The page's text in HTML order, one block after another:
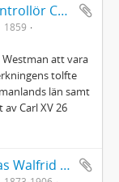
Förordnande för överkontrollör Carl Abraham Westman
1859
att vara
tolfte
län samt
Carl XV 26
Handlingar rörande Jonas Walfrid Lindgren